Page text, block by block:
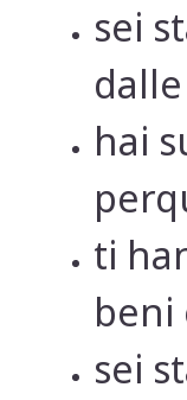
sei
hai
ti
beni
sei